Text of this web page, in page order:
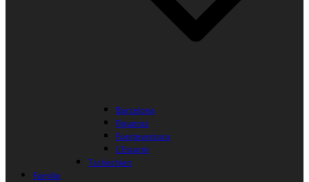
Barcelona
Figueras
Fuerteventura
L’Estartit
Tschechien
Familie